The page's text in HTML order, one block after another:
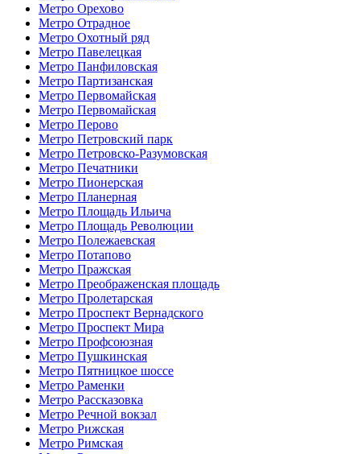
Метро Орехово
Метро Отрадное
Метро Охотный ряд
Метро Павелецкая
Метро Панфиловская
Метро Партизанская
Метро Первомайская
Метро Первомайская
Метро Перово
Метро Петровский парк
Метро Петровско-Разумовская
Метро Печатники
Метро Пионерская
Метро Планерная
Метро Площадь Ильича
Метро Площадь Революции
Метро Полежаевская
Метро Потапово
Метро Пражская
Метро Преображенская площадь
Метро Пролетарская
Метро Проспект Вернадского
Метро Проспект Мира
Метро Профсоюзная
Метро Пушкинская
Метро Пятницкое шоссе
Метро Раменки
Метро Рассказовка
Метро Речной вокзал
Метро Рижская
Метро Римская